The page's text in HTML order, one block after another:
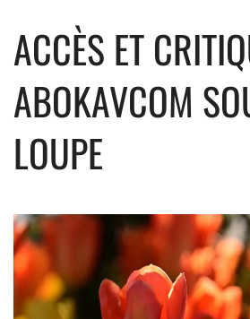
ACCÈS ET
ABOKAVCOM
LOUPE